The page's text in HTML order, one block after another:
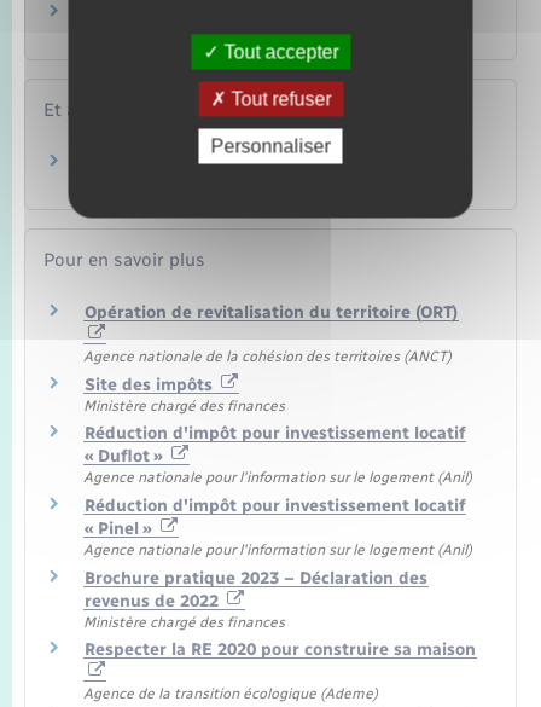
Et aussi
Dispositifs Pinel et Duflot
Pour en savoir plus
Opération de revitalisation du territoire (ORT)
Agence nationale de la cohésion des territoires (ANCT)
Site des impôts
Ministère chargé des finances
Réduction d'impôt pour investissement locatif
« Duflot »
Agence nationale pour l'information sur le logement (Anil)
Réduction d'impôt pour investissement locatif
« Pinel »
Agence nationale pour l'information sur le logement (Anil)
Brochure pratique 2023 – Déclaration des
revenus de 2022
Ministère chargé des finances
Respecter la RE 2020 pour construire sa maison
Agence de la transition écologique (Ademe)
Tout accepter
Tout refuser
Personnaliser